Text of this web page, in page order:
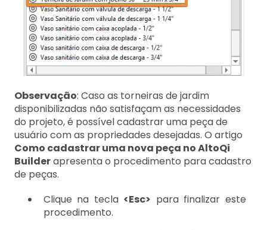
Observação: Caso as torneiras de jardim
disponibilizadas não satisfaçam as necessidades
do projeto, é possível cadastrar uma peça de
usuário com as propriedades desejadas. O artigo
Como cadastrar uma nova peça no AltoQi
Builderapresenta o procedimento para cadastro
de peças.
Clique na tecla <Esc> para finalizar este
procedimento.